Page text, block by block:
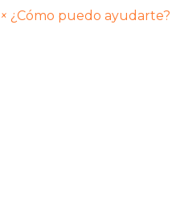
× ¿Cómo puedo ayudarte?